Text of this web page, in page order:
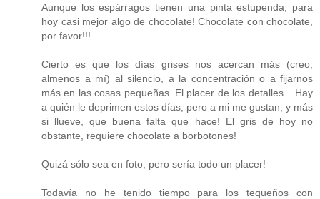
Aunque los espárragos tienen una pinta estupenda, para
hoy casi mejor algo de chocolate! Chocolate con chocolate,
por favor!!!
Cierto es que los días grises nos acercan más (creo,
almenos a mí) al silencio, a la concentración o a fijarnos
más en las cosas pequeñas. El placer de los detalles... Hay
a quién le deprimen estos días, pero a mi me gustan, y más
si llueve, que buena falta que hace! El gris de hoy no
obstante, requiere chocolate a borbotones!
Quizá sólo sea en foto, pero sería todo un placer!
Todavía no he tenido tiempo para los tequeños con